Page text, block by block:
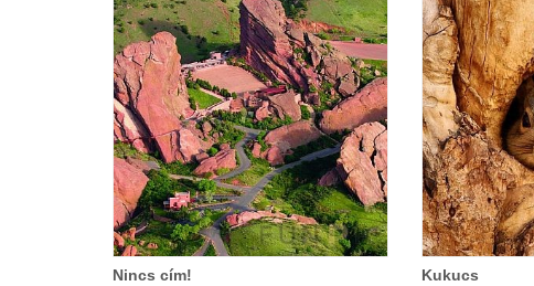
Nincs cím! Kukucs